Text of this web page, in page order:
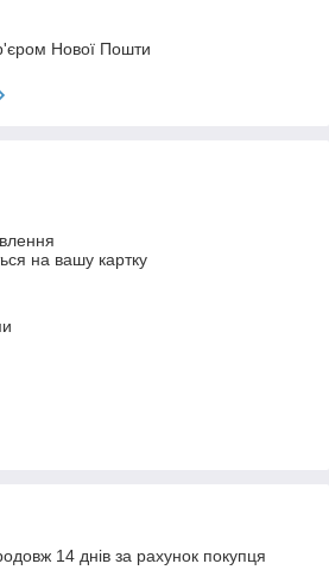
Нової Пошти
на вашу картку
14 днів за рахунок покупця